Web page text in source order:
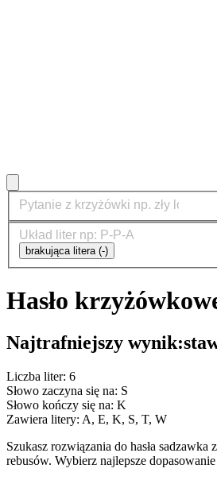
brakująca litera (-)
Hasło
Najtrafniejszy wynik:
Liczba liter: 6
Słowo zaczyna się na: S
Słowo kończy się na: K
Zawiera litery: A, E, K, S, T, W
Szukasz rozwiązania do hasła
rebusów. Wybierz najlepsze